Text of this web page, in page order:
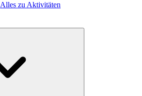
Alles zu Aktivitäten